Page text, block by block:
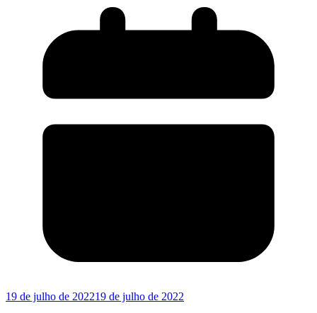
19 de julho de 202219 de julho de 2022